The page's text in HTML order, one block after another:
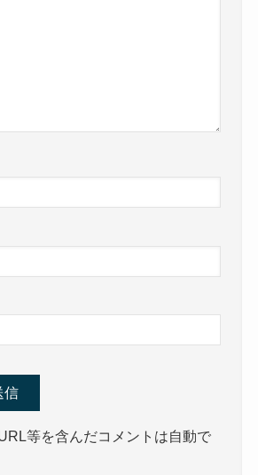
等を含んだコメントは自動で